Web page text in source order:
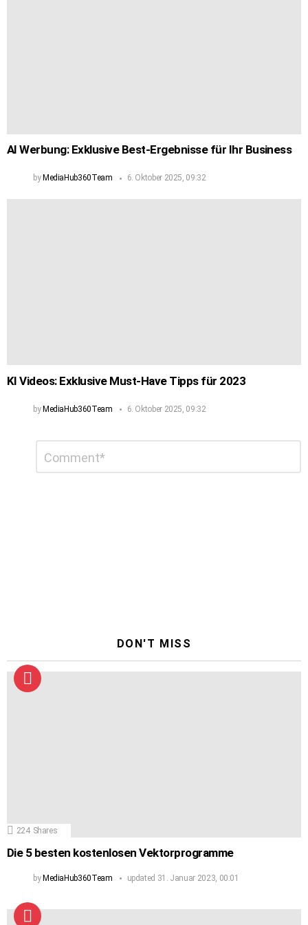
AI Werbung: Exklusive Best-Ergebnisse für Ihr Business
by MediaHub360Team 6. Oktober 2025, 09:32
KI Videos: Exklusive Must-Have Tipps für 2023
by MediaHub360Team 6. Oktober 2025, 09:32
Kommentar
DON'T MISS
224 Shares
Die 5 besten kostenlosen Vektorprogramme
by MediaHub360Team updated 31. Januar 2023, 00:01